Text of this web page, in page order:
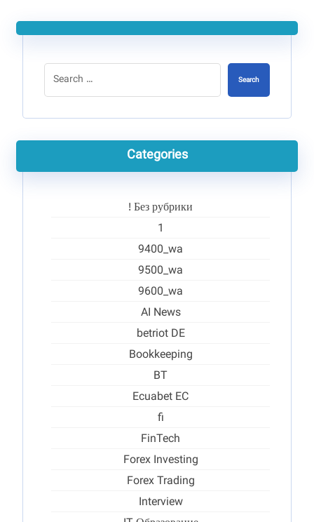
Search
Categories
! Без рубрики
1
9400_wa
9500_wa
9600_wa
AI News
betriot DE
Bookkeeping
BT
Ecuabet EC
fi
FinTech
Forex Investing
Forex Trading
Interview